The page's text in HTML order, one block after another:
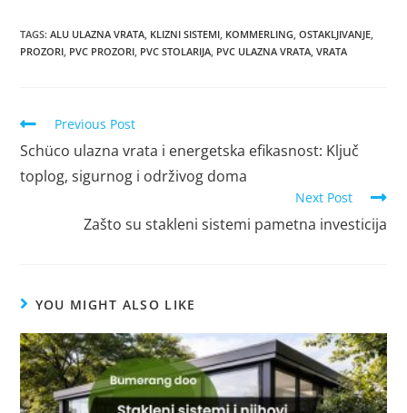
TAGS:ALU ULAZNA VRATA KLIZNI SISTEMI KOMMERLING OSTAKLJIVANJE
PROZORI PVC PROZORI PVC STOLARIJA PVC ULAZNA VRATA VRATA
Previous Post
Schüco ulazna vrata i energetska efikasnost: Ključ
toplog, sigurnog i održivog doma
Next Post
Zašto su stakleni sistemi pametna investicija
YOU MIGHT ALSO LIKE